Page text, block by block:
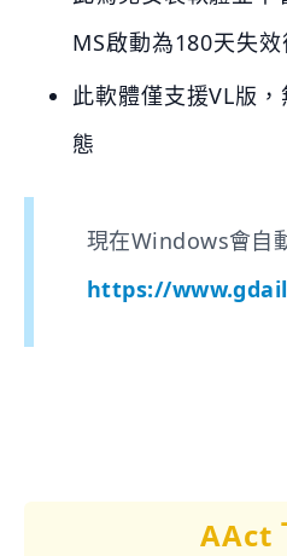
MS啟動為180天失
此軟體僅支援VL版
態
現在Windows會自
https://
AAct